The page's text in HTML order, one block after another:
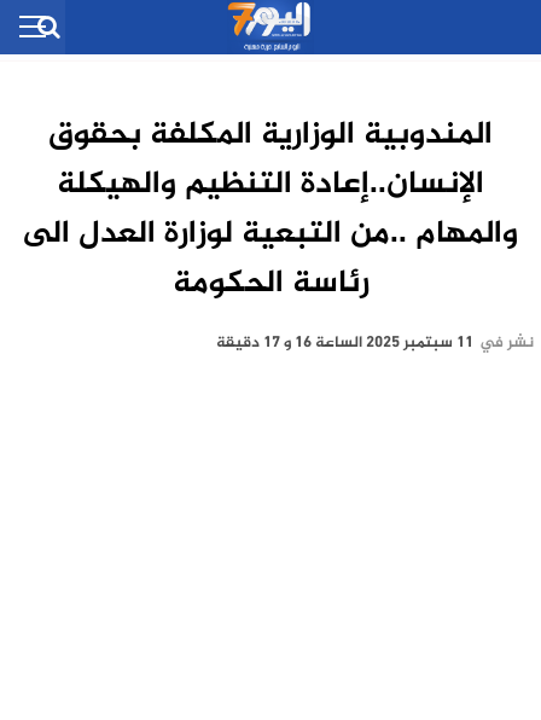
المندوبية الوزارية المكلفة بحقوق
الإنسان..إعادة التنظيم والهيكلة
والمهام ..من التبعية لوزارة العدل الى
رئاسة الحكومة
نشر في 11 سبتمبر 2025 الساعة 16 و 17 دقيقة